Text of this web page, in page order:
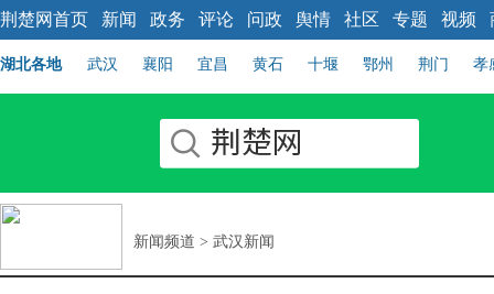
荆楚网首页 新闻 政务 评论 问政 舆情 社区 专题 视频
湖北各地 武汉 襄阳 宜昌 黄石 十堰 鄂州 荆门 孝
新闻频道 > 武汉新闻